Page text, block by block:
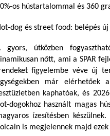
os hústartalommal és 360
dog és street food: belépés
gyors, útközben
nőtt, ami a SPAR
figyelembe véve új
már elérhetőek
kaphatóak, és
dogokhoz használt magas
ízesítésben
is megjelennek majd